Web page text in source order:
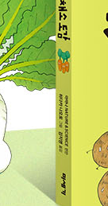
다 해도 과언이
요 ··· 양파 104
을 보게 돼요 ··· 고
울이 제철이라고
꽃 ··· 116
··· 멜론 118
··· 수박 122